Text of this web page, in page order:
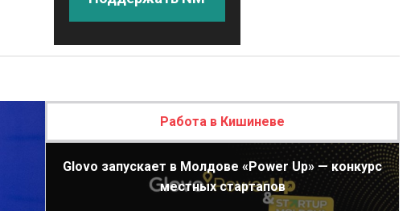
Работа в Кишиневе
Glovo запускает в Молдове «Power Up» — конкурс
местных стартапов